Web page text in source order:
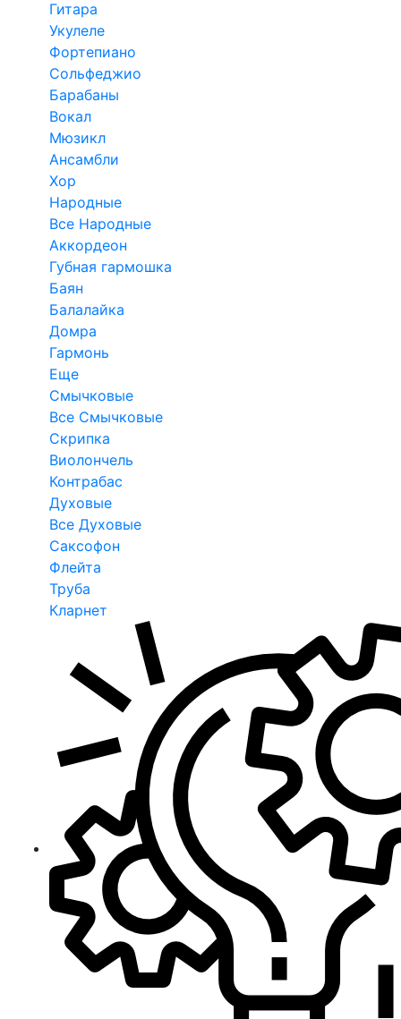
Гитара
Укулеле
Фортепиано
Сольфеджио
Барабаны
Вокал
Мюзикл
Ансамбли
Хор
Народные
Все Народные
Аккордеон
Губная гармошка
Баян
Балалайка
Домра
Гармонь
Еще
Смычковые
Все Смычковые
Скрипка
Виолончель
Контрабас
Духовые
Все Духовые
Саксофон
Флейта
Труба
Кларнет